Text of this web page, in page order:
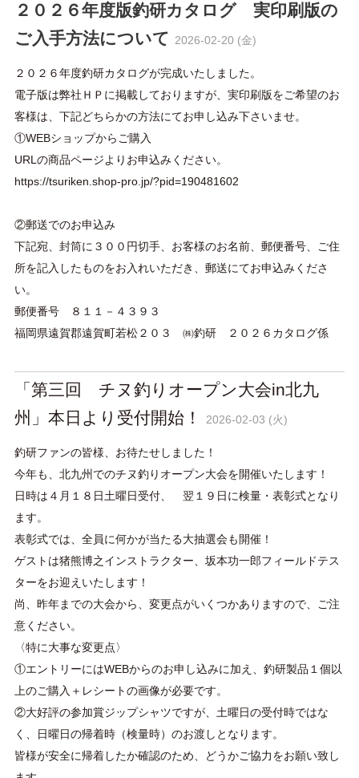
２０２６年度版釣研カタログ 実印刷版の
ご入手方法について 2026-02-20 (金)
２０２６年度釣研カタログが完成いたしました。
電子版は弊社ＨＰに掲載しておりますが、実印刷版をご希望のお
客様は、下記どちらかの方法にてお申し込み下さいませ。
①WEBショップからご購入
URLの商品ページよりお申込みください。
https://tsuriken.shop-pro.jp/?pid=190481602
②郵送でのお申込み
下記宛、封筒に３００円切手、お客様のお名前、郵便番号、ご住
所を記入したものをお入れいただき、郵送にてお申込みくださ
い。
郵便番号 ８１１－４３９３
福岡県遠賀郡遠賀町若松２０３ ㈱釣研 ２０２６カタログ係
「第三回 チヌ釣りオープン大会in北九
州」本日より受付開始！
2026-02-03 (火)
釣研ファンの皆様、お待たせしました！
今年も、北九州でのチヌ釣りオープン大会を開催いたします！
日時は４月１８日土曜日受付、 翌１９日に検量・表彰式となり
ます。
表彰式では、全員に何かが当たる大抽選会も開催！
ゲストは猪熊博之インストラクター、坂本功一郎フィールドテス
ターをお迎えいたします！
尚、昨年までの大会から、変更点がいくつかありますので、ご注
意ください。
〈特に大事な変更点〉
①エントリーにはWEBからのお申し込みに加え、釣研製品１個以
上のご購入＋レシートの画像が必要です。
②大好評の参加賞ジップシャツですが、土曜日の受付時ではな
く、日曜日の帰着時（検量時）のお渡しとなります。
皆様が安全に帰着したか確認のため、どうかご協力をお願い致し